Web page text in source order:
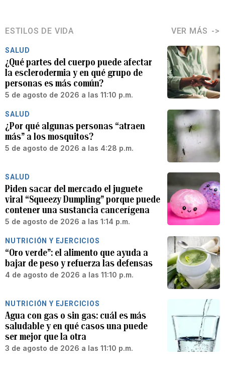
ESTILOS DE VIDA VER MÁS
SALUD
¿Qué partes del cuerpo puede afectar
la esclerodermia y en qué grupo de
personas es más común?
5 de agosto de 2026 a las 11:10 p.m.
SALUD
¿Por qué algunas personas “atraen
más” a los mosquitos?
5 de agosto de 2026 a las 4:28 p.m.
SALUD
Piden sacar del mercado el juguete
viral “Squeezy Dumpling” porque puede
contener una sustancia cancerígena
5 de agosto de 2026 a las 1:14 p.m.
NUTRICIÓN Y EJERCICIOS
“Oro verde”: el alimento que ayuda a
bajar de peso y refuerza las defensas
4 de agosto de 2026 a las 11:10 p.m.
NUTRICIÓN Y EJERCICIOS
Agua con gas o sin gas: cuál es más
saludable y en qué casos una puede
ser mejor que la otra
3 de agosto de 2026 a las 11:10 p.m.